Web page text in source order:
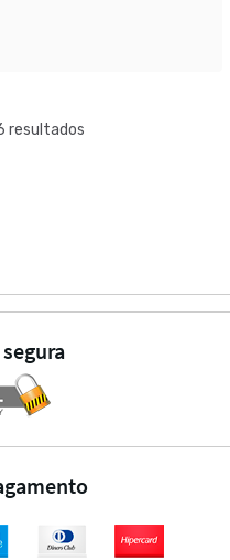
resultados